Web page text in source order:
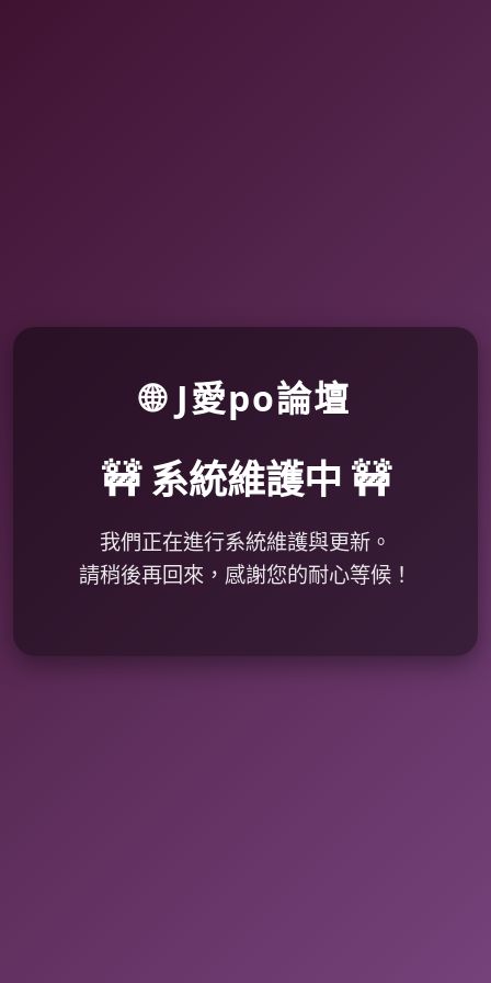
🌐 J愛po論壇
🚧 系統維護中 🚧
我們正在進行系統維護與更新。
請稍後再回來，感謝您的耐心等候！